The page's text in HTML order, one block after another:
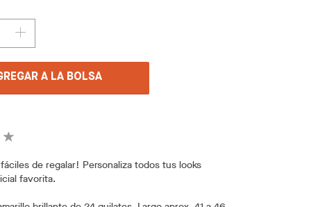
A LA BOLSA
fáciles de regalar! Personaliza todos tus looks
favorita.